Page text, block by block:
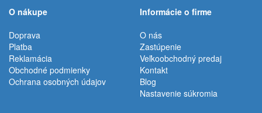
O nákupe
Doprava
Platba
Reklamácia
Obchodné podmienky
Ochrana osobných údajov
Informácie o firme
O nás
Zastúpenie
Veľkoobchodný predaj
Kontakt
Blog
Nastavenie súkromia